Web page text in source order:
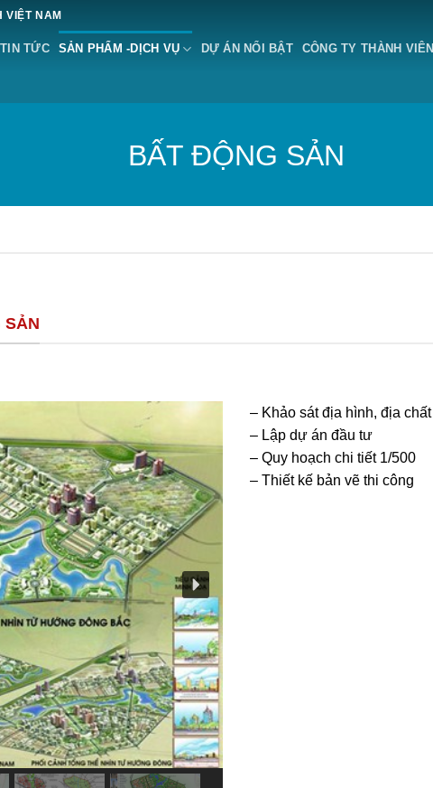
VIỆT NAM
TIN TỨC SẢN PHẨM -DỊCH VỤ DỰ ÁN NỔI BẬT CÔNG TY THÀNH VIÊN
BẤT ĐỘNG SẢN
SẢN
– Khảo sát địa hình, địa chất
– Lập dự án đầu tư
– Quy hoạch chi tiết 1/500
– Thiết kế bản vẽ thi công